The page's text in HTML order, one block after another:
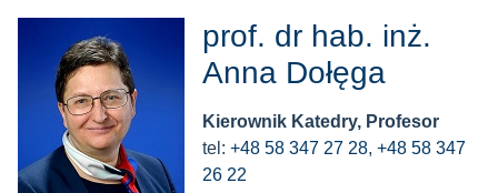
prof. dr hab. inż.
Anna Dołęga
Kierownik Katedry, Profesor
tel: +48 58 347 27 28, +48 58 347
26 22